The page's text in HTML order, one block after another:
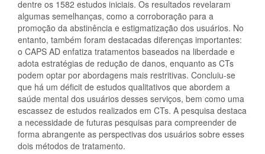
dentre os 1582 estudos iniciais. Os resultados revelaram
algumas semelhanças, como a corroboração para a
promoção da abstinência e estigmatização dos usuários. No
entanto, também foram destacadas diferenças importantes:
o CAPS AD enfatiza tratamentos baseados na liberdade e
adota estratégias de redução de danos, enquanto as CTs
podem optar por abordagens mais restritivas. Concluiu-se
que há um déficit de estudos qualitativos que abordem a
saúde mental dos usuários desses serviços, bem como uma
escassez de estudos realizados em CTs. A pesquisa destaca
a necessidade de futuras pesquisas para compreender de
forma abrangente as perspectivas dos usuários sobre esses
dois métodos de tratamento.